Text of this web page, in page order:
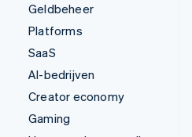
Geldbeheer
Platforms
SaaS
AI-bedrijven
Creator economy
Gaming